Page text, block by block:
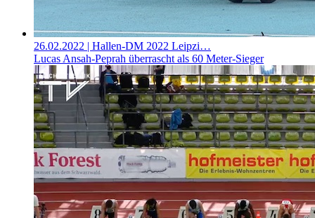
26.02.2022 | Hallen-DM 2022 Leipzi…
Lucas Ansah-Peprah überrascht als 60 Meter-Sieger